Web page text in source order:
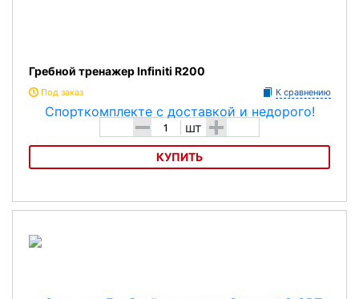
Гребной тренажер Infiniti R200
Под заказ К сравнению
- шт +
КУПИТЬ
Гребной тренажер Infiniti R200